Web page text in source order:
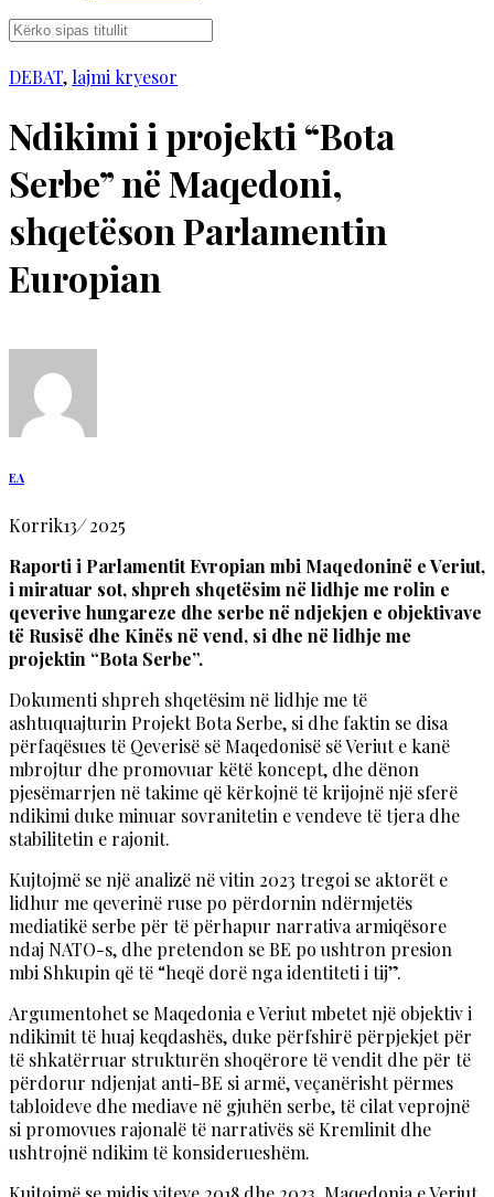
DEBAT, lajmi kryesor
Ndikimi i projekti “Bota
Serbe” në Maqedoni,
shqetëson Parlamentin
Europian
EA
Korrik13/2025
Raporti i Parlamentit Evropian mbi Maqedoninë e Veriut,
i miratuar sot, shpreh shqetësim në lidhje me rolin e
qeverive hungareze dhe serbe në ndjekjen e objektivave
të Rusisë dhe Kinës në vend, si dhe në lidhje me
projektin “Bota Serbe”.
Dokumenti shpreh shqetësim në lidhje me të
ashtuquajturin Projekt Bota Serbe, si dhe faktin se disa
përfaqësues të Qeverisë së Maqedonisë së Veriut e kanë
mbrojtur dhe promovuar këtë koncept, dhe dënon
pjesëmarrjen në takime që kërkojnë të krijojnë një sferë
ndikimi duke minuar sovranitetin e vendeve të tjera dhe
stabilitetin e rajonit.
Kujtojmë se një analizë në vitin 2023 tregoi se aktorët e
lidhur me qeverinë ruse po përdornin ndërmjetës
mediatikë serbe për të përhapur narrativa armiqësore
ndaj NATO-s, dhe pretendon se BE po ushtron presion
mbi Shkupin që të “heqë dorë nga identiteti i tij”.
Argumentohet se Maqedonia e Veriut mbetet një objektiv i
ndikimit të huaj keqdashës, duke përfshirë përpjekjet për
të shkatërruar strukturën shoqërore të vendit dhe për të
përdorur ndjenjat anti-BE si armë, veçanërisht përmes
tabloideve dhe mediave në gjuhën serbe, të cilat veprojnë
si promovues rajonalë të narrativës së Kremlinit dhe
ushtrojnë ndikim të konsiderueshëm.